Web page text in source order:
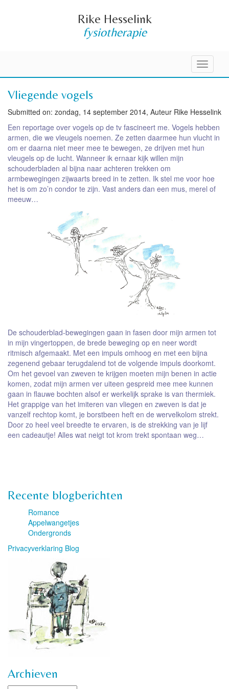
Rike Hesselink
fysiotherapie
Toggle
Vliegende vogels
Submitted on: zondag, 14 september 2014, Auteur Rike Hesselink
Een reportage over vogels op de tv fascineert me. Vogels hebben
armen, die we vleugels noemen. Ze zetten daarmee hun vlucht in
om er daarna niet meer mee te bewegen, ze drijven met hun
vleugels op de lucht. Wanneer ik ernaar kijk willen mijn
schouderbladen al bijna naar achteren trekken om
armbewegingen zijwaarts breed in te zetten. Ik stel me voor hoe
het is om zo’n condor te zijn. Vast anders dan een mus, merel of
meeuw…
De schouderblad-bewegingen gaan in fasen door mijn armen tot
in mijn vingertoppen, de brede beweging op en neer wordt
ritmisch afgemaakt. Met een impuls omhoog en met een bijna
zegenend gebaar terugdalend tot de volgende impuls doorkomt.
Om het gevoel van zweven te krijgen moeten mijn benen in actie
komen, zodat mijn armen ver uiteen gespreid mee mee kunnen
gaan in flauwe bochten alsof er werkelijk sprake is van thermiek.
Het grappige van het imiteren van vliegen en zweven is dat je
vanzelf rechtop komt, je borstbeen heft en de wervelkolom strekt.
Door zo heel veel breedte te ervaren, is de strekking van je lijf
een cadeautje! Alles wat neigt tot krom trekt spontaan weg…
Recente blogberichten
Romance
Appelwangetjes
Ondergronds
Privacyverklaring Blog
Archieven